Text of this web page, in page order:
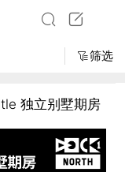
筛选
独立别墅期房